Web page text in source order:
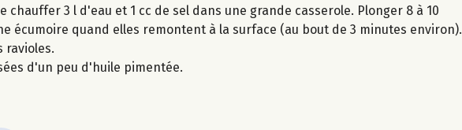
3 l d'eau et 1 cc de sel dans une grande casserole. Plonger 8 à 10
écumoire quand elles remontent à la surface (au bout de 3 minutes environ).
ravioles.
d'un peu d'huile pimentée.